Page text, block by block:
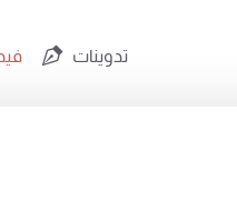
تدوينات